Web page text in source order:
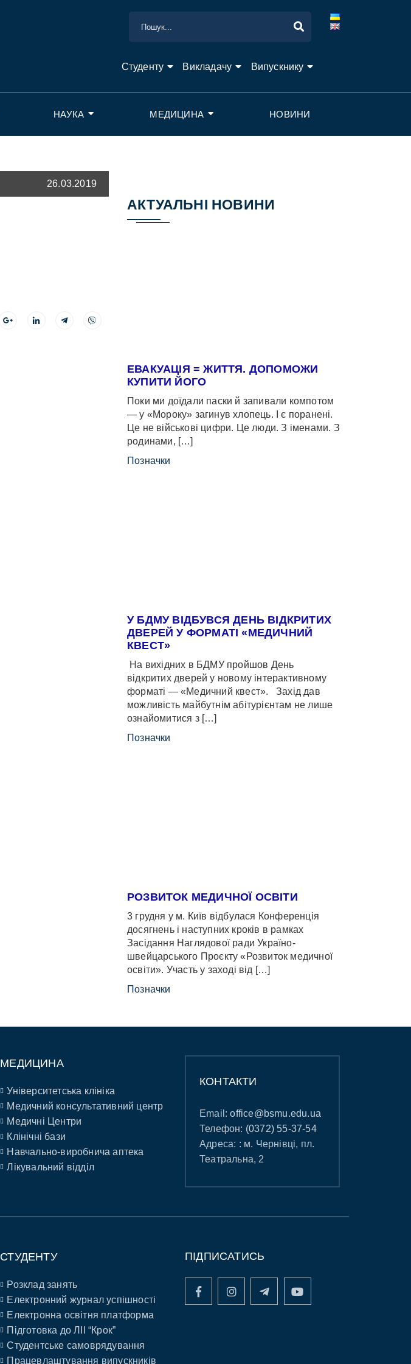
Студенту Викладачу Випускнику
НАУКА МЕДИЦИНА НОВИНИ
26.03.2019
АКТУАЛЬНІ НОВИНИ
ЕВАКУАЦІЯ = ЖИТТЯ. ДОПОМОЖИ
КУПИТИ ЙОГО
Поки ми доїдали паски й запивали компотом
— у «Мороку» загинув хлопець. І є поранені.
Це не військові цифри. Це люди. З іменами. З
родинами, […]
Позначки
У БДМУ ВІДБУВСЯ ДЕНЬ ВІДКРИТИХ
ДВЕРЕЙ У ФОРМАТІ «МЕДИЧНИЙ
КВЕСТ»
На вихідних в БДМУ пройшов День
відкритих дверей у новому інтерактивному
форматі — «Медичний квест». Захід дав
можливість майбутнім абітурієнтам не лише
ознайомитися з […]
Позначки
РОЗВИТОК МЕДИЧНОЇ ОСВІТИ
3 грудня у м. Київ відбулася Конференція
досягнень і наступних кроків в рамках
Засідання Наглядової ради Україно-
швейцарського Проєкту «Розвиток медичної
освіти». Участь у заході від […]
Позначки
МЕДИЦИНА
Університетська клініка
Медичний консультативний центр
Медичні Центри
Клінічні бази
Навчально-виробнича аптека
Лікувальний відділ
КОНТАКТИ
Email:office@bsmu.edu.ua
Телефон: (0372) 55-37-54
Адреса: : м. Чернівці, пл.
Театральна, 2
СТУДЕНТУ
Розклад занять
Електронний журнал успішності
Електронна освітня платформа
Підготовка до ЛІІ “Крок”
Студентське самоврядування
Працевлаштування випускників
ПІДПИСАТИСЬ